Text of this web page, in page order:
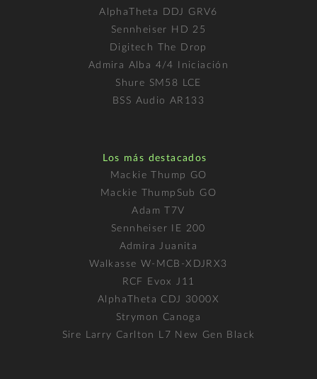
AlphaTheta DDJ GRV6
Sennheiser HD 25
Digitech The Drop
Admira Alba 4/4 Iniciación
Shure SM58 LCE
BSS Audio AR133
Los más destacados
Mackie Thump GO
Mackie ThumpSub GO
Adam T7V
Sennheiser IE 200
Admira Juanita
Walkasse W-MCB-XDJRX3
RCF Evox J11
AlphaTheta CDJ 3000X
Strymon Canoga
Sire Larry Carlton L7 New Gen Black